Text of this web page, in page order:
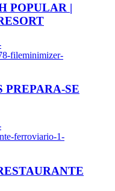
POPULAR |
fileminimizer-
SE
ferroviario-1-